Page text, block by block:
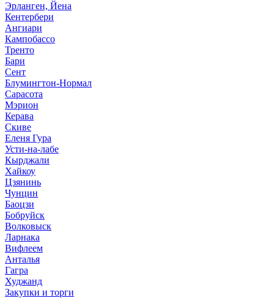
Эрланген, Йена
Кентербери
Ангиари
Кампобассо
Тренто
Бари
Сент
Блумингтон-Нормал
Сарасота
Мэрион
Керава
Скиве
Еленя Гура
Усти-на-лабе
Кырджали
Хайкоу
Цзянинь
Чунцин
Баоцзи
Бобруйск
Волковыск
Ларнака
Вифлеем
Анталья
Гагра
Худжанд
Закупки и торги